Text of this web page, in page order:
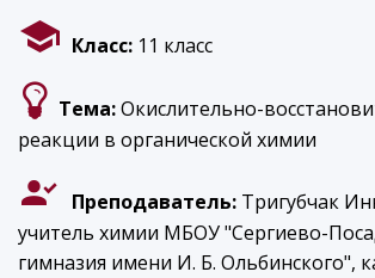
Класс: 11 класс
Тема:Окислительно-
реакции в органической химии
Преподаватель: Тригубчак
учитель химии МБОУ "Сергиево-
гимназия имени И. Б. Ольбинского",